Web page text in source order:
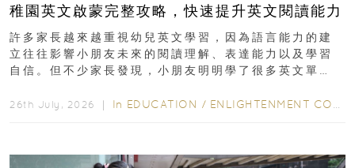
稚園英文啟蒙完整攻略，快速提升英文閱讀能力
許多家長越來越重視幼兒英文學習，因為語言能力的建
立往往影響小朋友未來的閱讀理解、表達能力以及學習
自信。但不少家長發現，小朋友明明學了很多英文單
26th July, 2026 ｜ In EDUCATION / ENLIGHTENMENT CORNER